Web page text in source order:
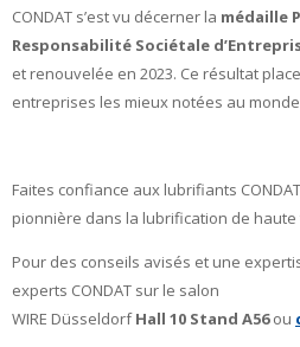
CONDAT s’est vu décerner la médaille
Responsabilité Sociétale
et renouvelée en 2023. Ce résultat
entreprises les mieux notées au
Faites confiance aux lubrifiants
pionnière dans la lubrification de haute
Pour des conseils avisés et une
experts CONDAT sur le salon
WIRE DüsseldorfHall 10 Stand A56ou